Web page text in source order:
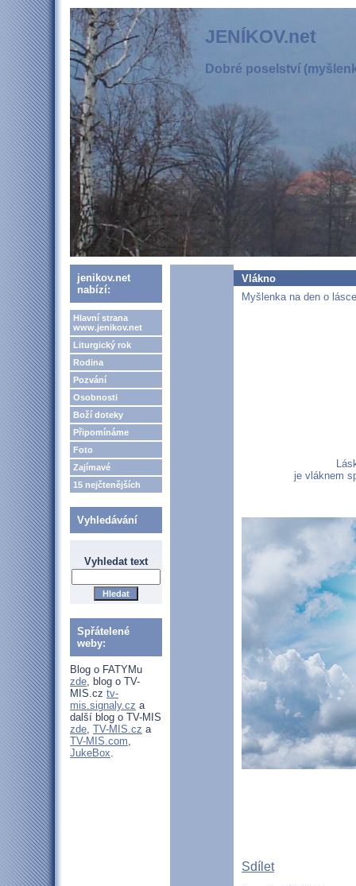
JENÍKOV.net
Dobré poselství
jenikov.net
nabízí:
Hlavní strana
www.jenikov.net
Liturgický rok
Rodina
Pozvání
Osobnosti
Boží doteky
Připomínáme
Foto
Zajímavé
15 nejčtenějších
Vyhledávání
Vyhledat text
Spřátelené
weby:
Blog o FATYMu
zde, blog o TV-
MIS.cz tv-
mis.signaly.cz a
další blog o TV-MIS
zde, TV-MIS.cz a
TV-MIS.com,
JukeBox.
Vlákno
Myšlenka na den o
je vláknem
Sdílet